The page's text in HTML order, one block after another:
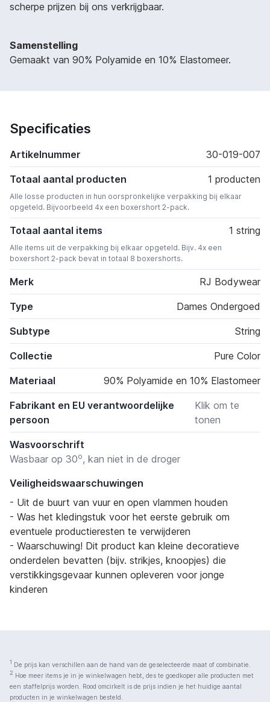
scherpe prijzen bij ons verkrijgbaar.
Samenstelling
Gemaakt van 90% Polyamide en 10% Elastomeer.
Specificaties
Artikelnummer 30-019-007
Totaal aantal producten 1 producten
Alle losse producten in hun oorspronkelijke verpakking bij elkaar
opgeteld. Bijvoorbeeld 4x een boxershort 2-pack.
Totaal aantal items 1 string
Alle items uit de verpakking bij elkaar opgeteld. Bijv. 4x een
boxershort 2-pack bevat in totaal 8 boxershorts.
Merk RJ Bodywear
Type Dames Ondergoed
Subtype String
Collectie Pure Color
Materiaal 90% Polyamide en 10% Elastomeer
Fabrikant en EU verantwoordelijke
persoon
Klik om te
tonen
Wasvoorschrift
Wasbaar op 30o, kan niet in de droger
Veiligheidswaarschuwingen
- Uit de buurt van vuur en open vlammen houden
- Was het kledingstuk voor het eerste gebruik om
eventuele productieresten te verwijderen
- Waarschuwing! Dit product kan kleine decoratieve
onderdelen bevatten (bijv. strikjes, knoopjes) die
verstikkingsgevaar kunnen opleveren voor jonge
kinderen
1 De prijs kan verschillen aan de hand van de geselecteerde maat of combinatie.
2 Hoe meer items je in je winkelwagen hebt, des te goedkoper alle producten met
een staffelprijs worden. Rood omcirkelt is de prijs indien je het huidige aantal
producten in je winkelwagen besteld.